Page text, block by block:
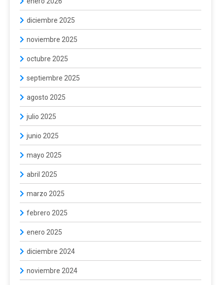
diciembre 2025
noviembre 2025
octubre 2025
septiembre 2025
agosto 2025
julio 2025
junio 2025
mayo 2025
abril 2025
marzo 2025
febrero 2025
enero 2025
diciembre 2024
noviembre 2024